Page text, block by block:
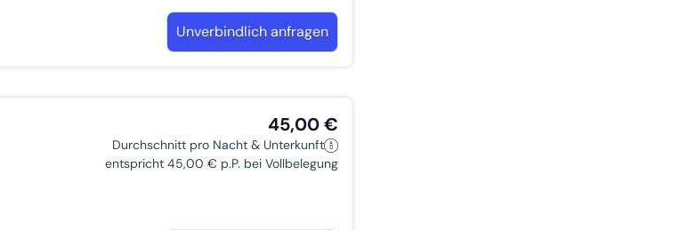
Unverbindlich anfragen
45,00 €
Durchschnitt pro Nacht & Unterkunft
entspricht 45,00 € p.P. bei Vollbelegung